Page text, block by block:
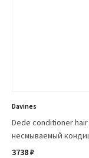
Davines
Dede conditioner
несмываемый
3738 ₽